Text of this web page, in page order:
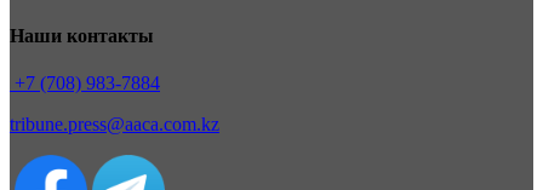
Наши контакты
+7 (708) 983-7884
tribune.press@aaca.com.kz